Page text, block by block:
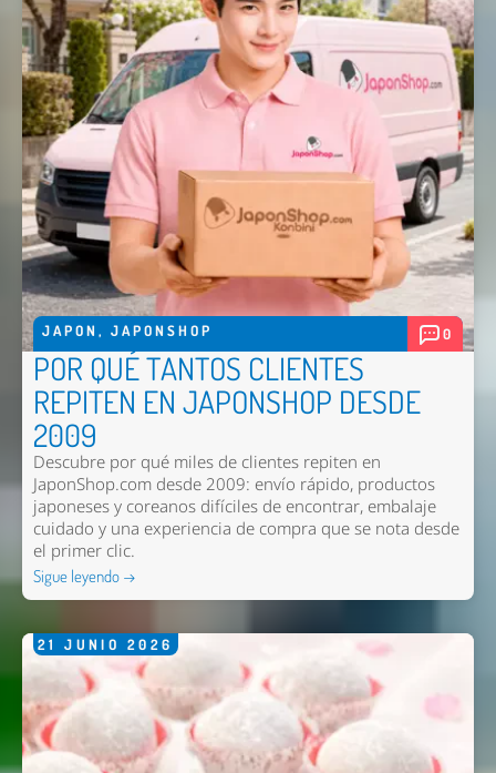
JAPON , JAPONSHOP 0
POR QUÉ TANTOS CLIENTES
REPITEN EN JAPONSHOP DESDE
2009
Descubre por qué miles de clientes repiten en
JaponShop.com desde 2009: envío rápido, productos
japoneses y coreanos difíciles de encontrar, embalaje
cuidado y una experiencia de compra que se nota desde
el primer clic.
Sigue leyendo →
21 JUNIO 2026